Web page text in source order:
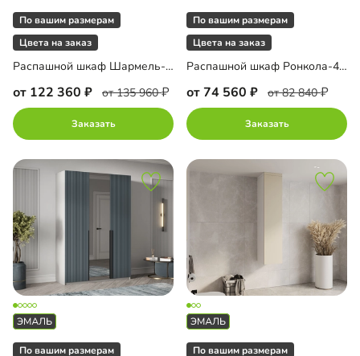
По вашим размерам
Цвета на заказ
Распашной шкаф Шармель-5 Лайф Эмаль с антресолью
от 122 360 от 135 960
Заказать
По вашим размерам
Цвета на заказ
Распашной шкаф Ронкола-4 Эмаль
от 74 560 от 82 840
Заказать
По вашим размерам По вашим размерам